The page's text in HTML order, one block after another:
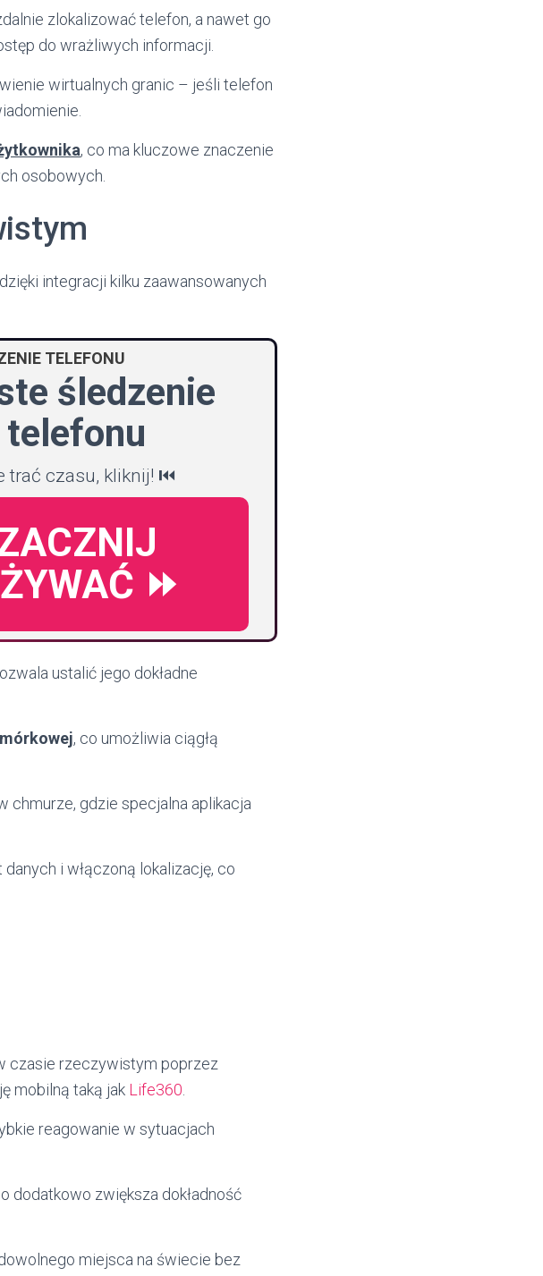
zlokalizować telefon, a nawet go
do wrażliwych informacji.
wirtualnych granic – jeśli telefon
, co ma kluczowe znaczenie
osobowych.
integracji kilku zaawansowanych
TELEFONU
śledzenie
telefonu
trać czasu, kliknij! ⏮️
⏩
ustalić jego dokładne
, co umożliwia ciągłą
chmurze, gdzie specjalna aplikacja
i włączoną lokalizację, co
czasie rzeczywistym poprzez
mobilną taką jak Life360
reagowanie w sytuacjach
dodatkowo zwiększa dokładność
miejsca na świecie bez